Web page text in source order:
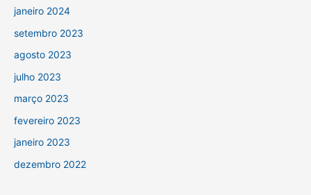
janeiro 2024
setembro 2023
agosto 2023
julho 2023
março 2023
fevereiro 2023
janeiro 2023
dezembro 2022